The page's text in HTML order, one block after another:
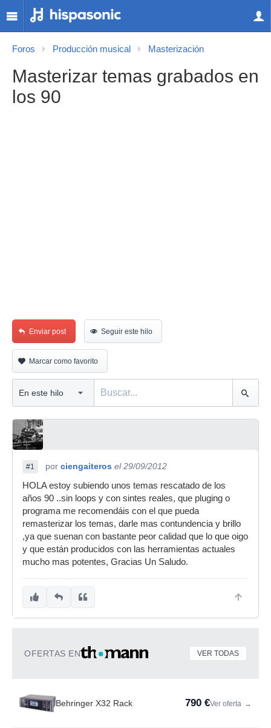
Foros Producción musical Masterización
Masterizar temas grabados en
los 90
Enviar post Seguir este hilo
Marcar como favorito
#1 por ciengaiteros el 29/09/2012
HOLA estoy subiendo unos temas rescatado de los
años 90 ..sin loops y con sintes reales, que pluging o
programa me recomendáis con el que pueda
remasterizar los temas, darle mas contundencia y brillo
,ya que suenan con bastante peor calidad que lo que oigo
y que están producidos con las herramientas actuales
mucho mas potentes, Gracias Un Saludo.
OFERTAS EN VER TODAS
Behringer X32 Rack 790 €Ver oferta →